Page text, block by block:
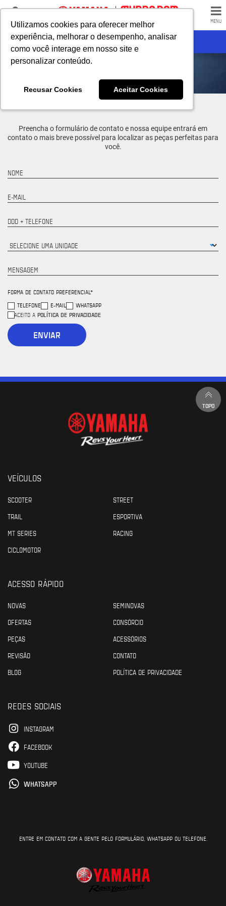
Utilizamos cookies para oferecer melhor
experiência, melhorar o desempenho, analisar
como você interage em nosso site e
personalizar conteúdo.
Recusar Cookies Aceitar Cookies
Utilizamos cookies para oferecer melhor
experiência, melhorar o desempenho, analisar
como você interage em nosso site e
personalizar conteúdo.
Recusar Cookies Aceitar Cookies
LOJAS MENU
FILTROS
Preencha o formulário de contato e nossa equipe entrará em
contato o mais breve possível para localizar as peças perfeitas para
você.
NOME
E-MAIL
DDD + TELEFONE
MENSAGEM
FORMA DE CONTATO PREFERENCIAL*
TELEFONE
E-MAIL
WHATSAPP
ACEITO A POLÍTICA DE PRIVACIDADE
ENVIAR
TOPO
VEÍCULOS
SCOOTER
STREET
TRAIL
ESPORTIVA
MT SERIES
RACING
CICLOMOTOR
ACESSO RÁPIDO
NOVAS
SEMINOVAS
OFERTAS
CONSÓRCIO
PEÇAS
ACESSÓRIOS
REVISÃO
CONTATO
BLOG
POLÍTICA DE PRIVACIDADE
REDES SOCIAIS
INSTAGRAM
FACEBOOK
YOUTUBE
WHATSAPP
ENTRE EM CONTATO COM A GENTE PELO FORMULÁRIO, WHATSAPP OU TELEFONE.